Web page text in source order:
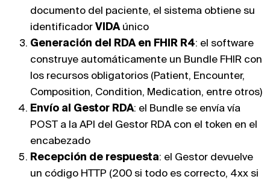
documento del paciente, el sistema obtiene su
identificador VIDA único
Generación del RDA en FHIR R4: el software
construye automáticamente un Bundle FHIR con
los recursos obligatorios (Patient, Encounter,
Composition, Condition, Medication, entre otros)
Envío al Gestor RDA: el Bundle se envía vía
POST a la API del Gestor RDA con el token en el
encabezado
Recepción de respuesta: el Gestor devuelve
un código HTTP (200 si todo es correcto, 4xx si